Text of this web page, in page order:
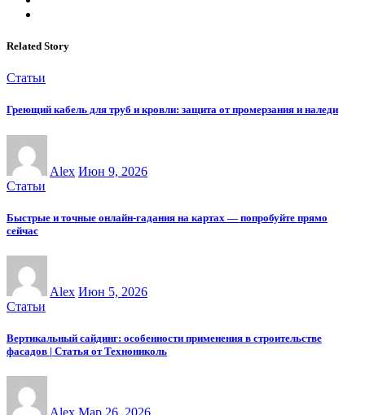
Related Story
Статьи
Греющий кабель для труб и кровли: защита от промерзания и наледи
Alex Июн 9, 2026
Статьи
Быстрые и точные онлайн-гадания на картах — попробуйте прямо
сейчас
Alex Июн 5, 2026
Статьи
Вертикальный сайдинг: особенности применения в строительстве
фасадов | Статья от Технониколь